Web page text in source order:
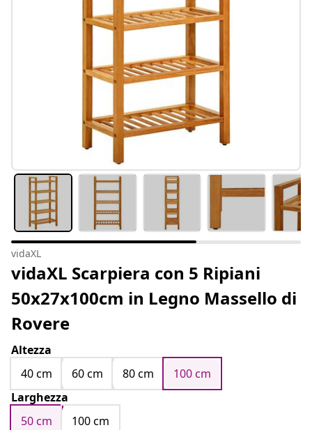
vidaXL
vidaXL Scarpiera con 5 Ripiani
50x27x100cm in Legno Massello di
Rovere
Altezza
40 cm
60 cm 80 cm
100 cm
Larghezza
50 cm
100 cm